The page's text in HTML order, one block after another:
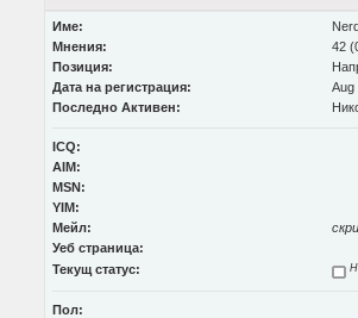
Име:
Мнения:
42
Позиция:
Дата на регистрация:
Aug
Последно Активен:
ICQ:
AIM:
MSN:
YIM:
Мейл:
Уеб страница:
Текущ статус:
Пол: